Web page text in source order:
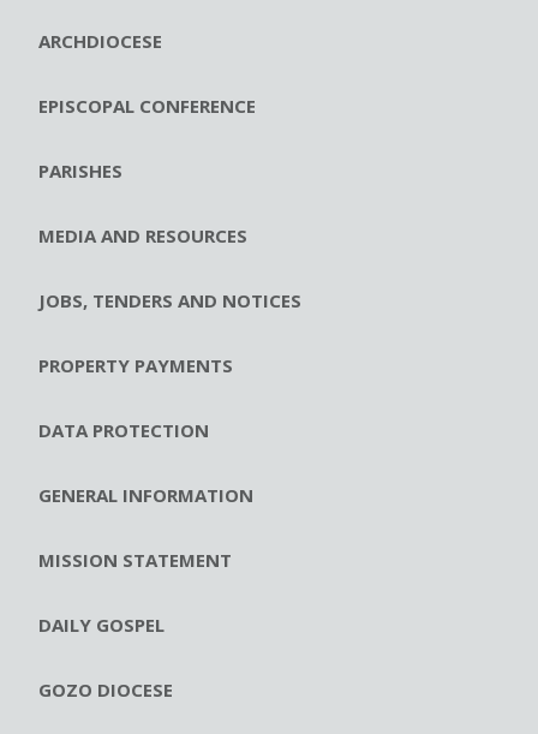
ARCHDIOCESE
EPISCOPAL CONFERENCE
PARISHES
MEDIA AND RESOURCES
JOBS, TENDERS AND NOTICES
PROPERTY PAYMENTS
DATA PROTECTION
GENERAL INFORMATION
MISSION STATEMENT
DAILY GOSPEL
GOZO DIOCESE